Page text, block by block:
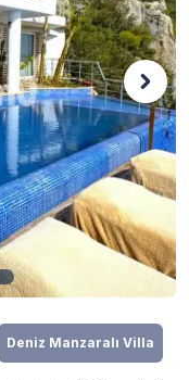
Deniz Manzaralı Villa